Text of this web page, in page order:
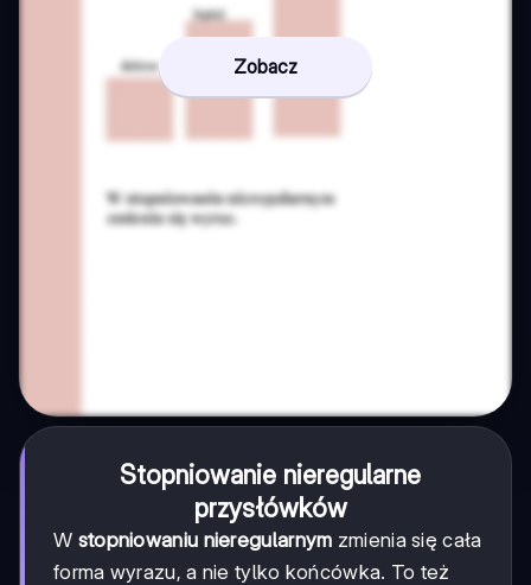
Zobacz
Stopniowanie nieregularne
przysłówków
W stopniowaniu nieregularnym zmienia się cała
forma wyrazu, a nie tylko końcówka. To też